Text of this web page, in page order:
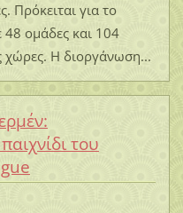
Πρόκειται για το
ομάδες και 104
χώρες. Η διοργάνωση...
του